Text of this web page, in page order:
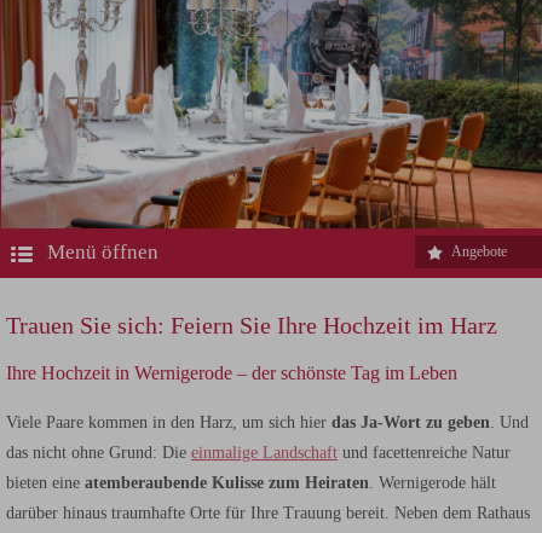
Menü öffnen Angebote
Trauen Sie sich: Feiern Sie Ihre Hochzeit im Harz
Ihre Hochzeit in Wernigerode – der schönste Tag im Leben
Viele Paare kommen in den Harz, um sich hier das Ja-Wort zu geben. Und
das nicht ohne Grund: Die einmalige Landschaft und facettenreiche Natur
bieten eine atemberaubende Kulisse zum Heiraten. Wernigerode hält
darüber hinaus traumhafte Orte für Ihre Trauung bereit. Neben dem Rathaus